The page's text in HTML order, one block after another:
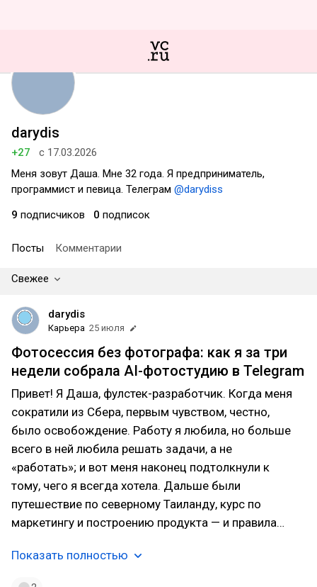
darydis
+27
с 17.03.2026
Меня зовут Даша. Мне 32 года. Я предприниматель,
программист и певица. Телеграм @darydiss
9 подписчиков 0 подписок
Посты Комментарии
Свежее
darydis
Карьера 25 июля
Фотосессия без фотографа: как я за три
недели собрала AI-фотостудию в Telegram
Привет! Я Даша, фулстек-разработчик. Когда меня
сократили из Сбера, первым чувством, честно,
было освобождение. Работу я любила, но больше
всего в ней любила решать задачи, а не
«работать»; и вот меня наконец подтолкнули к
тому, чего я всегда хотела. Дальше были
путешествие по северному Таиланду, курс по
маркетингу и построению продукта — и правила…
Показать полностью